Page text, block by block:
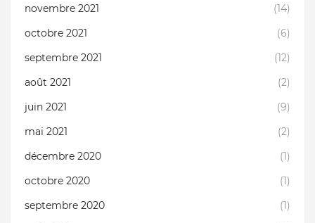
novembre 2021
(14)
octobre 2021
(6)
septembre 2021
(12)
août 2021
(2)
juin 2021
(9)
mai 2021
(2)
décembre 2020
(1)
octobre 2020
(1)
septembre 2020
(1)